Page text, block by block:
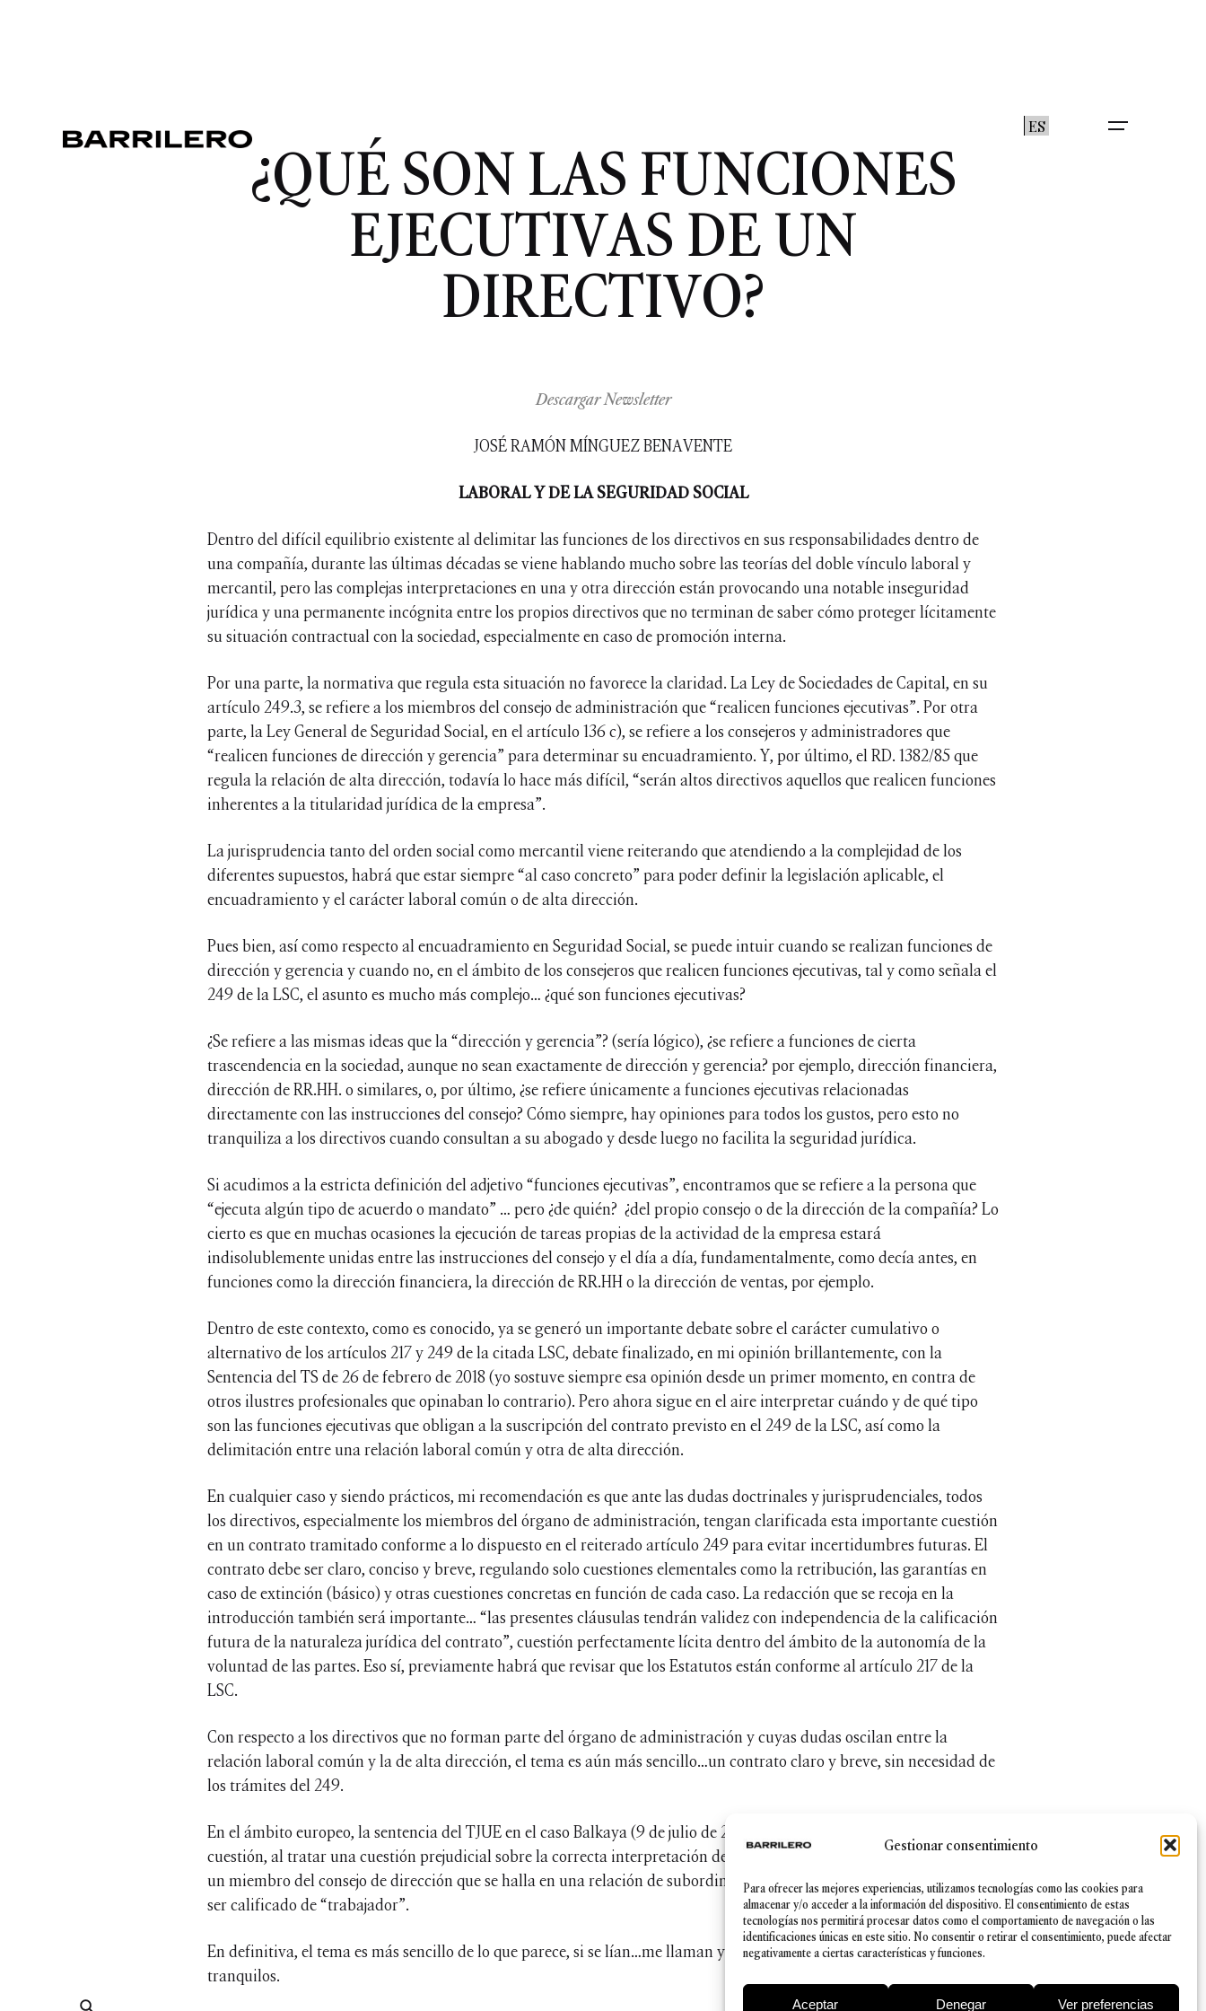
Gestionar consentimiento
Para ofrecer las mejores experiencias, utilizamos tecnologías como las cookies para
almacenar y/o acceder a la información del dispositivo. El consentimiento de estas
tecnologías nos permitirá procesar datos como el comportamiento de navegación o las
identificaciones únicas en este sitio. No consentir o retirar el consentimiento, puede afectar
negativamente a ciertas características y funciones.
Aceptar Denegar Ver preferencias
ES
¿QUÉ SON LAS FUNCIONES
EJECUTIVAS DE UN
DIRECTIVO?
Descargar Newsletter
JOSÉ RAMÓN MÍNGUEZ BENAVENTE
LABORAL Y DE LA SEGURIDAD SOCIAL
Dentro del difícil equilibrio existente al delimitar las funciones de los directivos en sus responsabilidades dentro de
una compañía, durante las últimas décadas se viene hablando mucho sobre las teorías del doble vínculo laboral y
mercantil, pero las complejas interpretaciones en una y otra dirección están provocando una notable inseguridad
jurídica y una permanente incógnita entre los propios directivos que no terminan de saber cómo proteger lícitamente
su situación contractual con la sociedad, especialmente en caso de promoción interna.
Por una parte, la normativa que regula esta situación no favorece la claridad. La Ley de Sociedades de Capital, en su
artículo 249.3, se refiere a los miembros del consejo de administración que “realicen funciones ejecutivas”. Por otra
parte, la Ley General de Seguridad Social, en el artículo 136 c), se refiere a los consejeros y administradores que
“realicen funciones de dirección y gerencia” para determinar su encuadramiento. Y, por último, el RD. 1382/85 que
regula la relación de alta dirección, todavía lo hace más difícil, “serán altos directivos aquellos que realicen funciones
inherentes a la titularidad jurídica de la empresa”.
La jurisprudencia tanto del orden social como mercantil viene reiterando que atendiendo a la complejidad de los
diferentes supuestos, habrá que estar siempre “al caso concreto” para poder definir la legislación aplicable, el
encuadramiento y el carácter laboral común o de alta dirección.
Pues bien, así como respecto al encuadramiento en Seguridad Social, se puede intuir cuando se realizan funciones de
dirección y gerencia y cuando no, en el ámbito de los consejeros que realicen funciones ejecutivas, tal y como señala el
249 de la LSC, el asunto es mucho más complejo… ¿qué son funciones ejecutivas?
¿Se refiere a las mismas ideas que la “dirección y gerencia”? (sería lógico), ¿se refiere a funciones de cierta
trascendencia en la sociedad, aunque no sean exactamente de dirección y gerencia? por ejemplo, dirección financiera,
dirección de RR.HH. o similares, o, por último, ¿se refiere únicamente a funciones ejecutivas relacionadas
directamente con las instrucciones del consejo? Cómo siempre, hay opiniones para todos los gustos, pero esto no
tranquiliza a los directivos cuando consultan a su abogado y desde luego no facilita la seguridad jurídica.
Si acudimos a la estricta definición del adjetivo “funciones ejecutivas”, encontramos que se refiere a la persona que
“ejecuta algún tipo de acuerdo o mandato” … pero ¿de quién? ¿del propio consejo o de la dirección de la compañía? Lo
cierto es que en muchas ocasiones la ejecución de tareas propias de la actividad de la empresa estará
indisolublemente unidas entre las instrucciones del consejo y el día a día, fundamentalmente, como decía antes, en
funciones como la dirección financiera, la dirección de RR.HH o la dirección de ventas, por ejemplo.
Dentro de este contexto, como es conocido, ya se generó un importante debate sobre el carácter cumulativo o
alternativo de los artículos 217 y 249 de la citada LSC, debate finalizado, en mi opinión brillantemente, con la
Sentencia del TS de 26 de febrero de 2018 (yo sostuve siempre esa opinión desde un primer momento, en contra de
otros ilustres profesionales que opinaban lo contrario). Pero ahora sigue en el aire interpretar cuándo y de qué tipo
son las funciones ejecutivas que obligan a la suscripción del contrato previsto en el 249 de la LSC, así como la
delimitación entre una relación laboral común y otra de alta dirección.
En cualquier caso y siendo prácticos, mi recomendación es que ante las dudas doctrinales y jurisprudenciales, todos
los directivos, especialmente los miembros del órgano de administración, tengan clarificada esta importante cuestión
en un contrato tramitado conforme a lo dispuesto en el reiterado artículo 249 para evitar incertidumbres futuras. El
contrato debe ser claro, conciso y breve, regulando solo cuestiones elementales como la retribución, las garantías en
caso de extinción (básico) y otras cuestiones concretas en función de cada caso. La redacción que se recoja en la
introducción también será importante… “las presentes cláusulas tendrán validez con independencia de la calificación
futura de la naturaleza jurídica del contrato”, cuestión perfectamente lícita dentro del ámbito de la autonomía de la
voluntad de las partes. Eso sí, previamente habrá que revisar que los Estatutos están conforme al artículo 217 de la
LSC.
Con respecto a los directivos que no forman parte del órgano de administración y cuyas dudas oscilan entre la
relación laboral común y la de alta dirección, el tema es aún más sencillo…un contrato claro y breve, sin necesidad de
los trámites del 249.
En el ámbito europeo, la sentencia del TJUE en el caso Balkaya (9 de julio de 2015) aporta bastante luz sobre esta
cuestión, al tratar una cuestión prejudicial sobre la correcta interpretación de la Directiva 98/59/CE, concluyendo que
un miembro del consejo de dirección que se halla en una relación de subordinación con respecto a la sociedad debe
ser calificado de “trabajador”.
En definitiva, el tema es más sencillo de lo que parece, si se lían…me llaman y les aseguro que dormirán más
tranquilos.